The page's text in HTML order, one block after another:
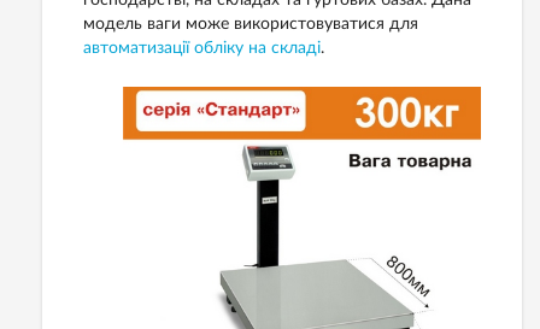
модель ваги може використовуватися для
автоматизації обліку на складі.